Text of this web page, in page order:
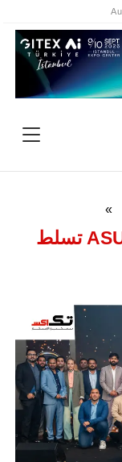
»
تكريم التميز: أمسية شركاء ASUS تسلط